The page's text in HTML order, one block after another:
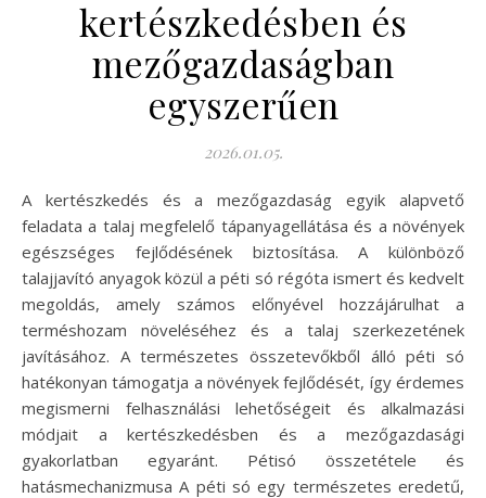
kertészkedésben és
mezőgazdaságban
egyszerűen
2026.01.05.
A kertészkedés és a mezőgazdaság egyik alapvető
feladata a talaj megfelelő tápanyagellátása és a növények
egészséges fejlődésének biztosítása. A különböző
talajjavító anyagok közül a péti só régóta ismert és kedvelt
megoldás, amely számos előnyével hozzájárulhat a
terméshozam növeléséhez és a talaj szerkezetének
javításához. A természetes összetevőkből álló péti só
hatékonyan támogatja a növények fejlődését, így érdemes
megismerni felhasználási lehetőségeit és alkalmazási
módjait a kertészkedésben és a mezőgazdasági
gyakorlatban egyaránt. Pétisó összetétele és
hatásmechanizmusa A péti só egy természetes eredetű,